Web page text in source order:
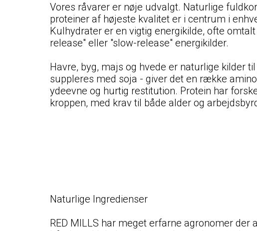
Vores råvarer er nøje udvalgt. Naturlige
proteiner af højeste kvalitet er i centrum i
Kulhydrater er en vigtig energikilde, ofte
release" eller "slow-release" energikilder.
Havre, byg, majs og hvede er naturlige kilder
suppleres med soja - giver det en række
ydeevne og hurtig restitution. Protein har
kroppen, med krav til både alder og
Naturlige Ingredienser
RED MILLS har meget erfarne agronomer der